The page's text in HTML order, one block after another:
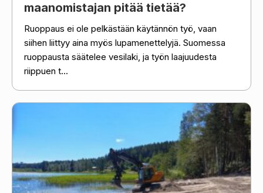
maanomistajan pitää tietää?
Ruoppaus ei ole pelkästään käytännön työ, vaan
siihen liittyy aina myös lupamenettelyjä. Suomessa
ruoppausta säätelee vesilaki, ja työn laajuudesta
riippuen t...